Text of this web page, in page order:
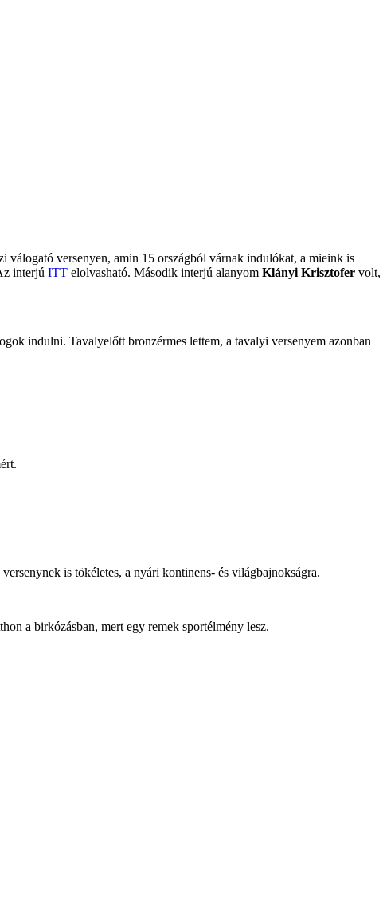
válogató versenyen, amin 15 országból várnak indulókat, a mieink is
interjú ITT elolvasható. Második interjú alanyom Klányi Krisztofer volt,
indulni. Tavalyelőtt bronzérmes lettem, a tavalyi versenyem azonban
is tökéletes, a nyári kontinens- és világbajnokságra.
a birkózásban, mert egy remek sportélmény lesz.